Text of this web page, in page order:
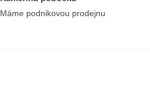
Máme podnikovou prodejnu